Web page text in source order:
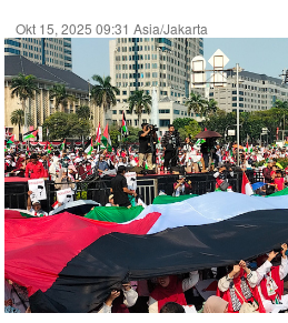
Okt 15, 2025 09:31 Asia/Jakarta